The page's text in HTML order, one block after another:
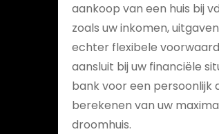
aankoop van een huis bij
zoals uw inkomen,
echter flexibele
aansluit bij uw financiële
bank voor een persoonlijk
berekenen van uw
droomhuis.